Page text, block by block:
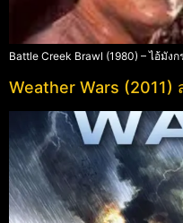
Battle Creek Brawl (1980) – ไอ้มัง
Weather Wars (2011)